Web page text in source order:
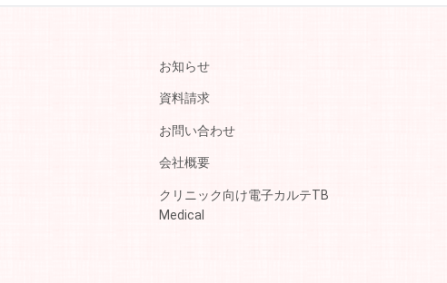
お知らせ
資料請求
お問い合わせ
会社概要
クリニック向け電子カルテTB
Medical